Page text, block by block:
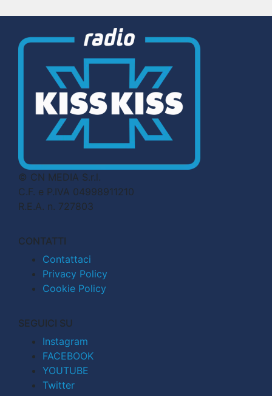
© CN MEDIA S.r.l.
C.F. e P.IVA 04998911210
R.E.A. n. 727803
CONTATTI
Contattaci
Privacy Policy
Cookie Policy
SEGUICI SU
Instagram
FACEBOOK
YOUTUBE
Twitter